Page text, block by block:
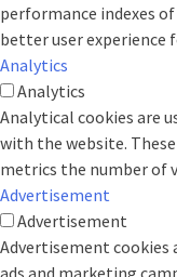
performance indexes
better user experience
Analytics
Analytics
Analytical cookies are
with the website.
metrics the number of
Advertisement
Advertisement
Advertisement cookies